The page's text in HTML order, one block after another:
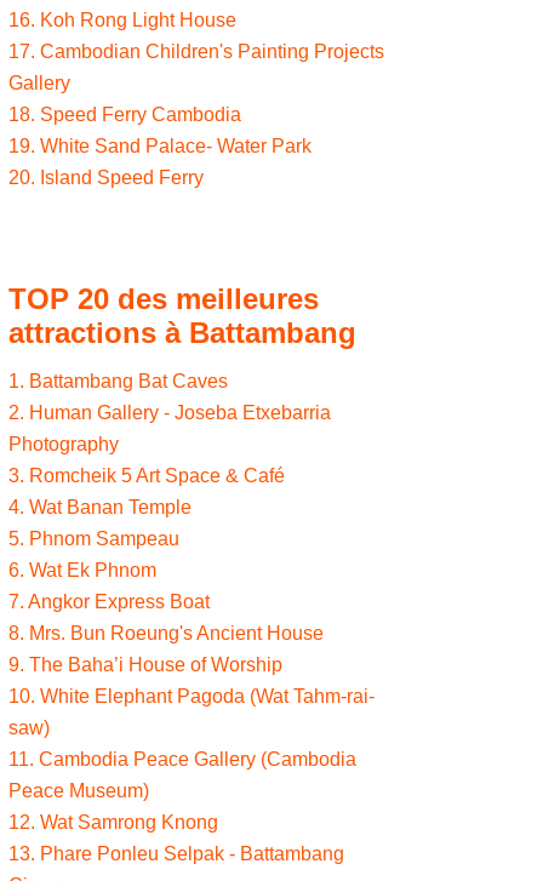
16. Koh Rong Light House
17. Cambodian Children's Painting Projects
Gallery
18. Speed Ferry Cambodia
19. White Sand Palace- Water Park
20. Island Speed Ferry
TOP 20 des meilleures
attractions à Battambang
1. Battambang Bat Caves
2. Human Gallery - Joseba Etxebarria
Photography
3. Romcheik 5 Art Space & Café
4. Wat Banan Temple
5. Phnom Sampeau
6. Wat Ek Phnom
7. Angkor Express Boat
8. Mrs. Bun Roeung's Ancient House
9. The Baha’i House of Worship
10. White Elephant Pagoda (Wat Tahm-rai-
saw)
11. Cambodia Peace Gallery (Cambodia
Peace Museum)
12. Wat Samrong Knong
13. Phare Ponleu Selpak - Battambang